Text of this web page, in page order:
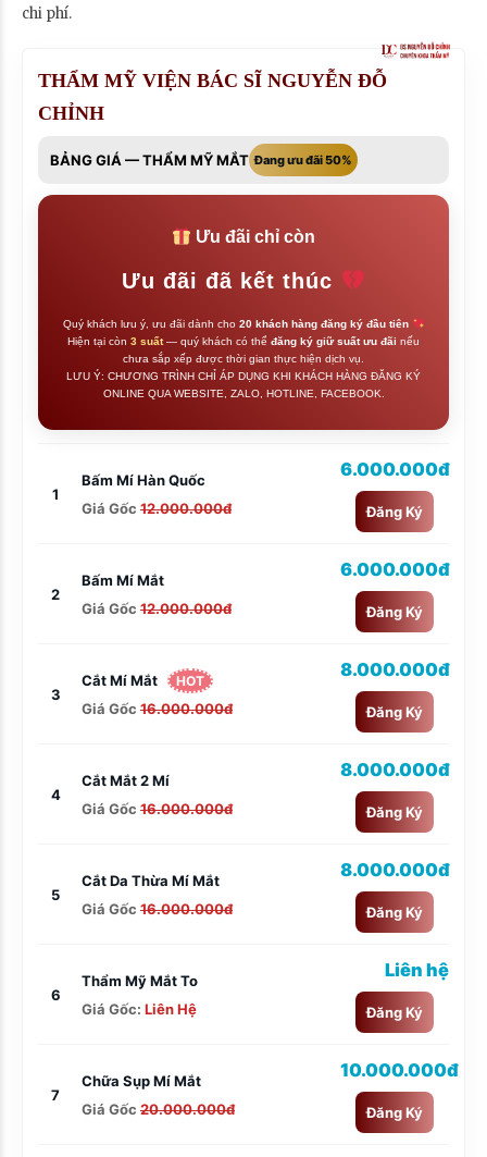
chi phí.
THẨM MỸ VIỆN BÁC SĨ NGUYỄN ĐỖ
CHỈNH
BẢNG GIÁ — THẨM MỸ MẮT Đang ưu đãi 50%
Ưu đãi chỉ còn
Ưu đãi đã kết thúc
Quý khách lưu ý, ưu đãi dành cho 20 khách hàng đăng ký đầu tiên
Hiện tại còn 3 suất— quý khách có thể đăng ký giữ suất ưu đãi nếu
chưa sắp xếp được thời gian thực hiện dịch vụ.
LƯU Ý: CHƯƠNG TRÌNH CHỈ ÁP DỤNG KHI KHÁCH HÀNG ĐĂNG KÝ
ONLINE QUA WEBSITE, ZALO, HOTLINE, FACEBOOK.
1
Bấm Mí Hàn Quốc
Giá Gốc 12.000.000đ
6.000.000đ
Đăng Ký
2
Bấm Mí Mắt
Giá Gốc 12.000.000đ
6.000.000đ
Đăng Ký
3
Cắt Mí Mắt HOT
Giá Gốc 16.000.000đ
8.000.000đ
Đăng Ký
4
Cắt Mắt 2 Mí
Giá Gốc 16.000.000đ
8.000.000đ
Đăng Ký
5
Cắt Da Thừa Mí Mắt
Giá Gốc 16.000.000đ
8.000.000đ
Đăng Ký
6
Thẩm Mỹ Mắt To
Giá Gốc: Liên Hệ
Liên hệ
Đăng Ký
7
Chữa Sụp Mí Mắt
Giá Gốc 20.000.000đ
10.000.000đ
Đăng Ký